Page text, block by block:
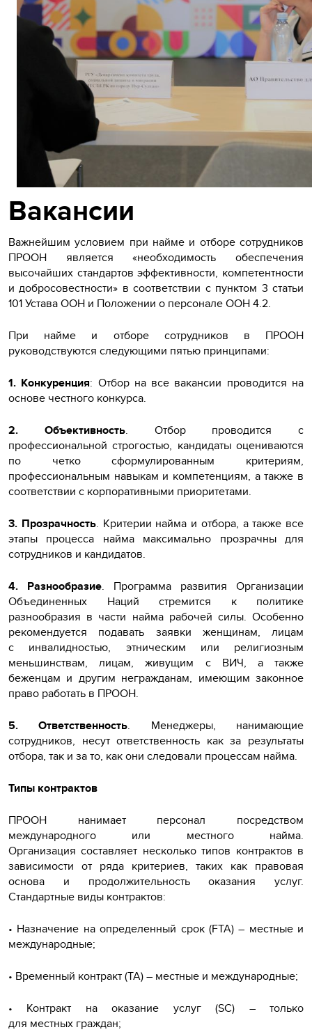
Вакансии
Важнейшим условием при найме и отборе сотрудников
ПРООН является «необходимость обеспечения
высочайших стандартов эффективности, компетентности
и добросовестности» в соответствии с пунктом 3 статьи
101 Устава ООН и Положении о персонале ООН 4.2.
При найме и отборе сотрудников в ПРООН
руководствуются следующими пятью принципами:
1. Конкуренция: Отбор на все вакансии проводится на
основе честного конкурса.
2. Объективность. Отбор проводится с
профессиональной строгостью, кандидаты оцениваются
по четко сформулированным критериям,
профессиональным навыкам и компетенциям, а также в
соответствии с корпоративными приоритетами.
3. Прозрачность. Критерии найма и отбора, а также все
этапы процесса найма максимально прозрачны для
сотрудников и кандидатов.
4. Разнообразие. Программа развития Организации
Объединенных Наций стремится к политике
разнообразия в части найма рабочей силы. Особенно
рекомендуется подавать заявки женщинам, лицам
с инвалидностью, этническим или религиозным
меньшинствам, лицам, живущим с ВИЧ, а также
беженцам и другим негражданам, имеющим законное
право работать в ПРООН.
5. Ответственность. Менеджеры, нанимающие
сотрудников, несут ответственность как за результаты
отбора, так и за то, как они следовали процессам найма.
Типы контрактов
ПРООН нанимает персонал посредством
международного или местного найма.
Организация составляет несколько типов контрактов в
зависимости от ряда критериев, таких как правовая
основа и продолжительность оказания услуг.
Стандартные виды контрактов:
• Назначение на определенный срок (FTA) – местные и
международные;
• Временный контракт (TA) – местные и международные;
• Контракт на оказание услуг (SC) – только
для местных граждан;